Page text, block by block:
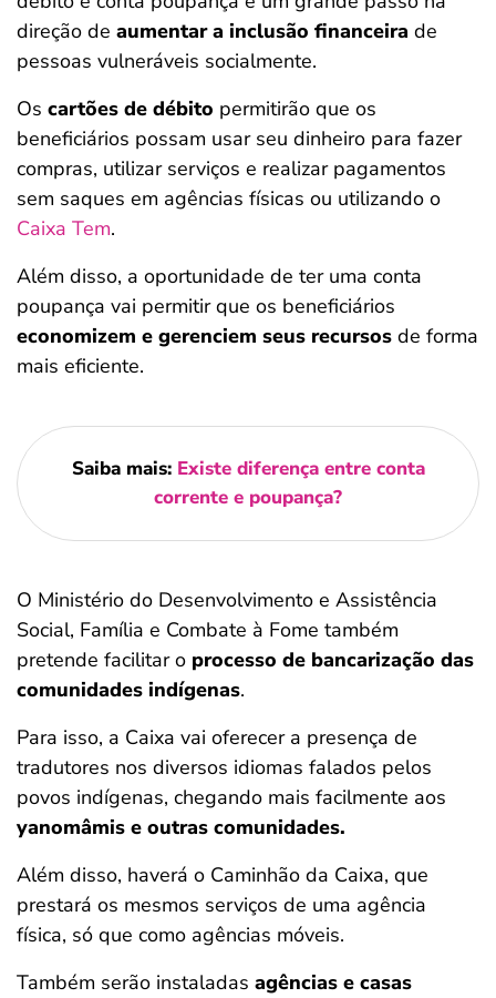
direção de aumentar a inclusão financeira de
pessoas vulneráveis socialmente.
Os cartões de débito permitirão que os
beneficiários possam usar seu dinheiro para fazer
compras, utilizar serviços e realizar pagamentos
sem saques em agências físicas ou utilizando o
Caixa Tem.
Além disso, a oportunidade de ter uma conta
poupança vai permitir que os beneficiários
economizem e gerenciem seus recursos de forma
mais eficiente.
Saiba mais: Existe diferença entre conta
corrente e poupança?
O Ministério do Desenvolvimento e Assistência
Social, Família e Combate à Fome também
pretende facilitar o processo de bancarização das
comunidades indígenas.
Para isso, a Caixa vai oferecer a presença de
tradutores nos diversos idiomas falados pelos
povos indígenas, chegando mais facilmente aos
yanomâmis e outras comunidades.
Além disso, haverá o Caminhão da Caixa, que
prestará os mesmos serviços de uma agência
física, só que como agências móveis.
Também serão instaladas agências e casas